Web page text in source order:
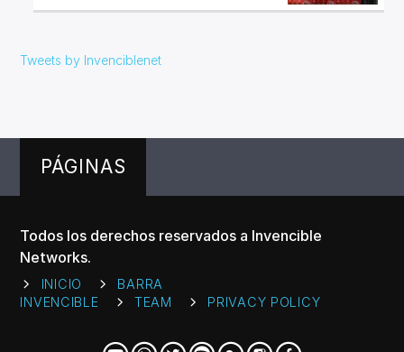
Tweets by Invenciblenet
PÁGINAS
Todos los derechos reservados a Invencible
Networks.
INICIO
BARRA
INVENCIBLE
TEAM PRIVACY POLICY